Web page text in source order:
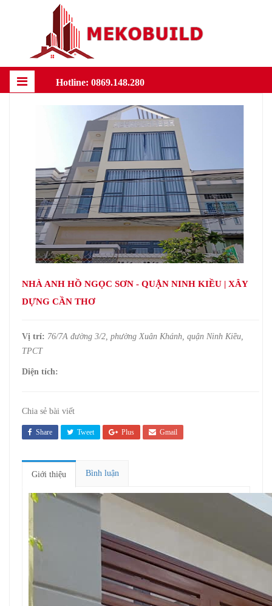
Hotline: 0869.148.280
NHÀ ANH HỒ NGỌC SƠN - QUẬN NINH KIỀU | XÂY
DỰNG CẦN THƠ
Vị trí: 76/7A đường 3/2, phường Xuân Khánh, quận Ninh Kiều,
TPCT
Diện tích:
Chia sẻ bài viết
Share Tweet Plus Gmail
Giới thiệu Bình luận